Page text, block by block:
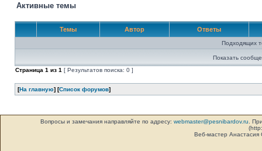
Активные темы
Темы Автор Ответы
Подходящих
Показать
Страница 1 из 1 [ Результатов поиска: 0 ]
[На главную] [Список форумов]
Вопросы и замечания направляйте по адресу: webmaster@pesnibardov.ru .
Веб-мастер